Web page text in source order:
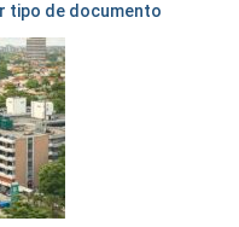
tipo de documento